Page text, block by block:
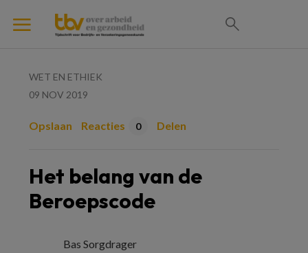
WET EN ETHIEK
09 NOV 2019
Opslaan Reacties 0 Delen
Het belang van de
Beroepscode
Bas Sorgdrager